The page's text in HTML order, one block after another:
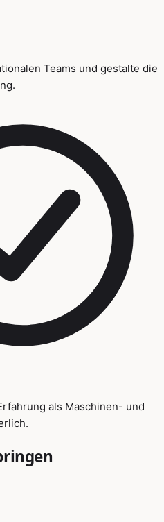
Teams und gestalte die
als Maschinen- und